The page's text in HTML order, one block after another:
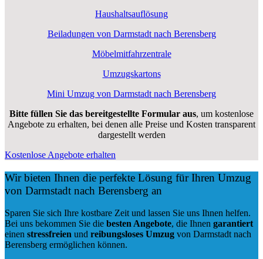
Haushaltsauflösung
Beiladungen von Darmstadt nach Berensberg
Möbelmitfahrzentrale
Umzugskartons
Mini Umzug von Darmstadt nach Berensberg
Bitte füllen Sie das bereitgestellte Formular aus, um kostenlose
Angebote zu erhalten, bei denen alle Preise und Kosten transparent
dargestellt werden
Kostenlose Angebote erhalten
Wir bieten Ihnen die perfekte Lösung für Ihren Umzug
von Darmstadt nach Berensberg an
Sparen Sie sich Ihre kostbare Zeit und lassen Sie uns Ihnen helfen.
Bei uns bekommen Sie die besten Angebote, die Ihnen garantiert
einen stressfreien und reibungsloses Umzug von Darmstadt nach
Berensberg ermöglichen können.